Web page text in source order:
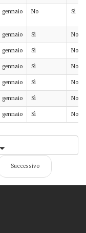
gennaio No Sì
gennaio Sì No
gennaio Sì No
gennaio Sì No
gennaio Sì No
gennaio Sì No
gennaio Sì No
Successivo